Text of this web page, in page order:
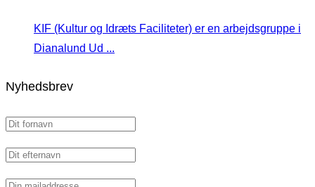
KIF (Kultur og Idræts Faciliteter) er en arbejdsgruppe i
Dianalund Ud ...
Nyhedsbrev